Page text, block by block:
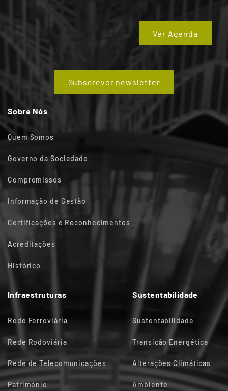
Ver Agenda
Subscrever newsletter
Sobre Nós
Quem Somos
Governo da Sociedade
Compromissos
Informação de Gestão
Certificações e Reconhecimentos
Acreditações
Histórico
Infraestruturas
Rede Ferroviária
Rede Rodoviária
Rede de Telecomunicações
Património
Sustentabilidade
Sustentabilidade
Transição Energética
Alterações Climáticas
Ambiente